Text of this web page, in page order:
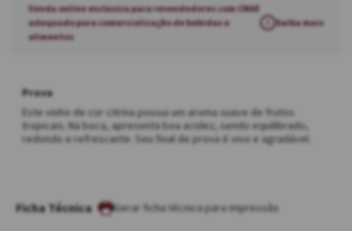
Venda online exclusiva para revendedores com CNAE
adequado para comercialização de bebidas e
alimentos
Saiba mais
Prova
Este vinho de cor citrina possui um aroma suave de frutos
tropicais. Na boca, apresenta boa acidez, sendo equilibrado,
redondo e refrescante. Seu final de prova é vivo e agradável.
Ficha Técnica